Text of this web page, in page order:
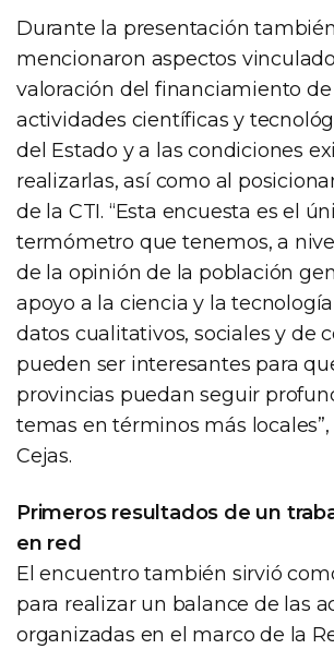
Durante la presentación
mencionaron aspectos
valoración del financiamiento de
actividades científicas y
del Estado y a las condiciones
realizarlas, así como al
de la CTI. “Esta encuesta es el
termómetro que tenemos, a
de la opinión de la población
apoyo a la ciencia y la
datos cualitativos, sociales y de
pueden ser interesantes para
provincias puedan seguir
temas en términos más
Cejas.
Primeros resultados de un
en red
El encuentro también sirvió
para realizar un balance de las
organizadas en el marco de la